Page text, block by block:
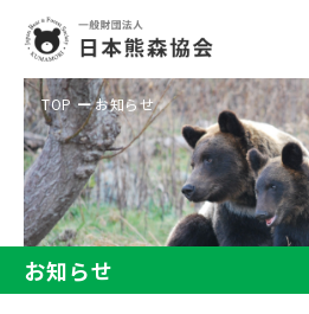
TOP お知らせ
お知らせ